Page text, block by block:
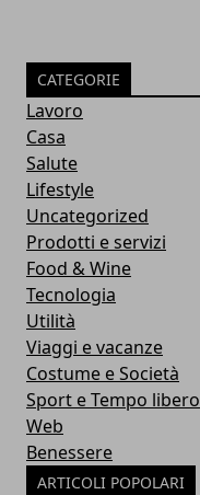
CATEGORIE
Lavoro
Casa
Salute
Lifestyle
Uncategorized
Prodotti e servizi
Food & Wine
Tecnologia
Utilità
Viaggi e vacanze
Costume e Società
Sport e Tempo libero
Web
Benessere
ARTICOLI POPOLARI